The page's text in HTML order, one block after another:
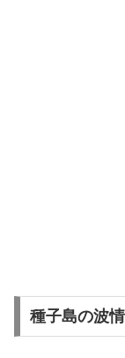
種子島の波